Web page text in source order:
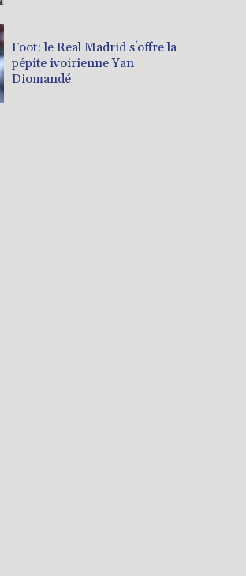
Foot: le Real Madrid s'offre la
pépite ivoirienne Yan
Diomandé